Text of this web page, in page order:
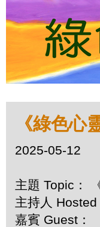
《綠色心
2025-05-12
主題 Topic：
主持人
嘉賓 Guest：